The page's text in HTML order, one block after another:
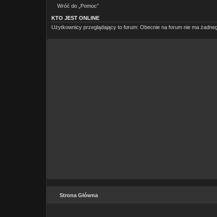
Wróć do „Pomoc”
KTO JEST ONLINE
Użytkownicy przeglądający to forum: Obecnie na forum nie ma
Strona Główna